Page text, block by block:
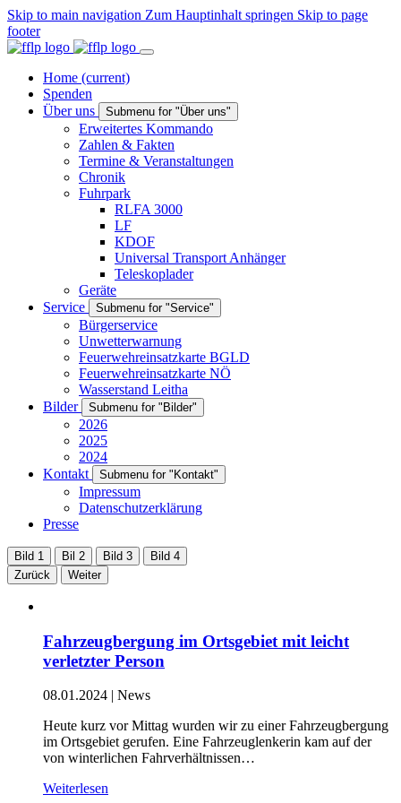
Skip to main navigation Zum Hauptinhalt springen Skip to page
footer
Home (current)
Spenden
Über uns
Submenu for "Über uns"
Erweitertes Kommando
Zahlen & Fakten
Termine & Veranstaltungen
Chronik
Fuhrpark
RLFA 3000
LF
KDOF
Universal Transport Anhänger
Teleskoplader
Geräte
Service
Submenu for "Service"
Bürgerservice
Unwetterwarnung
Feuerwehreinsatzkarte BGLD
Feuerwehreinsatzkarte NÖ
Wasserstand Leitha
Bilder
Submenu for "Bilder"
2026
2025
2024
Kontakt
Submenu for "Kontakt"
Impressum
Datenschutzerklärung
Presse
Bild 1 Bil 2 Bild 3
Bild 4
Zurück
Weiter
Fahrzeugbergung im Ortsgebiet mit leicht
verletzter Person
08.01.2024 | News
Heute kurz vor Mittag wurden wir zu einer Fahrzeugbergung
im Ortsgebiet gerufen. Eine Fahrzeuglenkerin kam auf der
von winterlichen Fahrverhältnissen…
Weiterlesen